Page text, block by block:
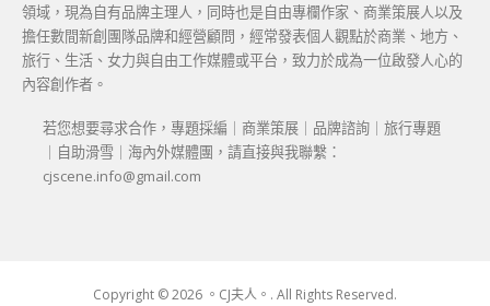
領域，現為自有品牌主理人，同時也是自由專欄作家、商業策展人以及
擔任數間新創團隊品牌和經營顧問，經常發表個人觀點於商業、地方、
旅行、生活、女力與自由工作媒體或平台，致力於成為一位啟發人心的
內容創作者。
若您想要尋求合作，專題採編｜商業策展｜品牌諮詢｜旅行專題
｜自助滑雪｜海內外媒體團，請直接與我聯繫：
cjscene.info@gmail.com
Copyright © 2026 。CJ夫人。. All Rights Reserved.